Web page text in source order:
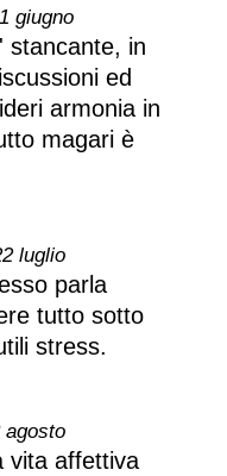
giugno
stancante, in
ed
armonia in
magari è
luglio
parla
tutto sotto
stress.
agosto
vita affettiva